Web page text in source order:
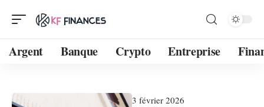
Argent Banque Crypto Entreprise
3 février 2026